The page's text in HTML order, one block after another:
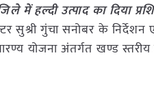
में हल्दी उत्पाद का दिया
सुश्री गुंचा सनोबर के
योजना अंतर्गत खण्ड